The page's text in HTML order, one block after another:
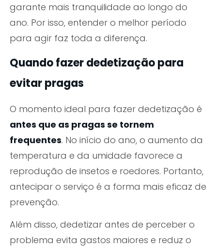
garante mais tranquilidade ao longo do
ano. Por isso, entender o melhor período
para agir faz toda a diferença.
Quando fazer dedetização para
evitar pragas
O momento ideal para fazer dedetização é
antes que as pragas se tornem
frequentes. No início do ano, o aumento da
temperatura e da umidade favorece a
reprodução de insetos e roedores. Portanto,
antecipar o serviço é a forma mais eficaz de
prevenção.
Além disso, dedetizar antes de perceber o
problema evita gastos maiores e reduz o